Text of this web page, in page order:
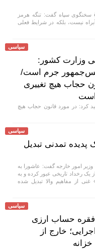
سخنگوی سپاه گفت: تنگه هرمز
نیست، بلکه در شرایط فعلی
سیاسی
وزارت کشور:
جرم است/
حجاب هیچ تغییری
است
کرد: در مورد قانون حجاب هیچ
سیاسی
پدیده تمدنی تبدیل
وزیر امور خارجه گفت: عاشورا به
یک رخداد تاریخی عبور کرده و به
غنی از مفاهیم والا تبدیل شده
سیاسی
فعالیت ۱۲۴ فقره حساب ارزی
خارج از